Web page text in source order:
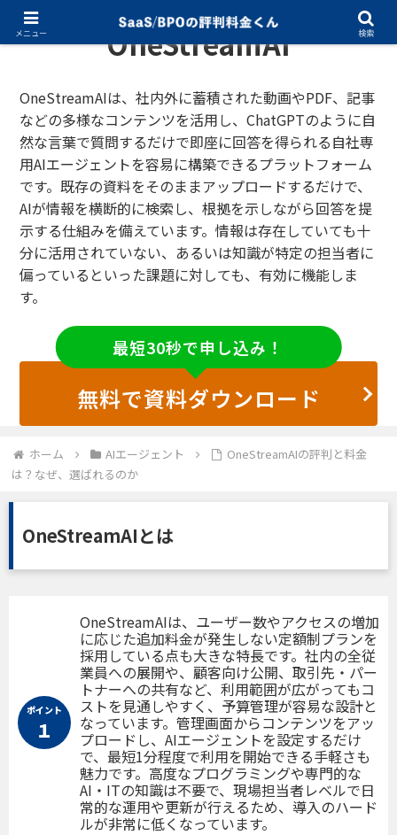
OneStreamAI
OneStreamAIは、社内外に蓄積された動画やPDF、記事
などの多様なコンテンツを活用し、ChatGPTのように自
然な言葉で質問するだけで即座に回答を得られる自社専
用AIエージェントを容易に構築できるプラットフォーム
です。既存の資料をそのままアップロードするだけで、
AIが情報を横断的に検索し、根拠を示しながら回答を提
示する仕組みを備えています。情報は存在していても十
分に活用されていない、あるいは知識が特定の担当者に
偏っているといった課題に対しても、有効に機能しま
す。
最短30秒で申し込み！
無料で資料ダウンロード
ホーム AIエージェント
OneStreamAIの評判と料金
は？なぜ、選ばれるのか
OneStreamAIとは
ポイント
１
OneStreamAIは、ユーザー数やアクセスの増加
に応じた追加料金が発生しない定額制プランを
採用している点も大きな特長です。社内の全従
業員への展開や、顧客向け公開、取引先・パー
トナーへの共有など、利用範囲が広がってもコ
ストを見通しやすく、予算管理が容易な設計と
なっています。管理画面からコンテンツをアッ
プロードし、AIエージェントを設定するだけ
で、最短1分程度で利用を開始できる手軽さも
魅力です。高度なプログラミングや専門的な
AI・ITの知識は不要で、現場担当者レベルで日
常的な運用や更新が行えるため、導入のハード
ルが非常に低くなっています。
メニュー 検索